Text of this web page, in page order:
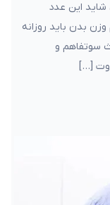
شاید این عدد
بدن باید روزانه
سوتفاهم و
[…]